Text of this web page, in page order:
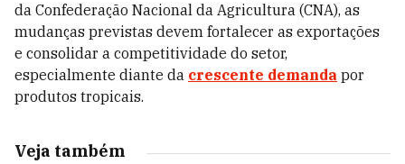
da Confederação Nacional da Agricultura (CNA), as
mudanças previstas devem fortalecer as exportações
e consolidar a competitividade do setor,
especialmente diante da crescente demanda por
produtos tropicais.
Veja também